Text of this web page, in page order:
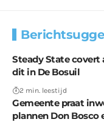
Steady State covert
dit in De Bosuil
2 min. leestijd
Gemeente praat
plannen Don Bosco